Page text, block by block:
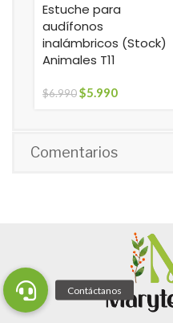
Estuche para
audífonos
inalámbricos (Stock)
Animales T11
$6.990$5.990
Comentarios